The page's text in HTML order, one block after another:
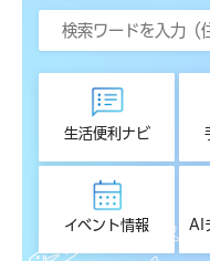
生活便利ナビ
イベント情報 AI